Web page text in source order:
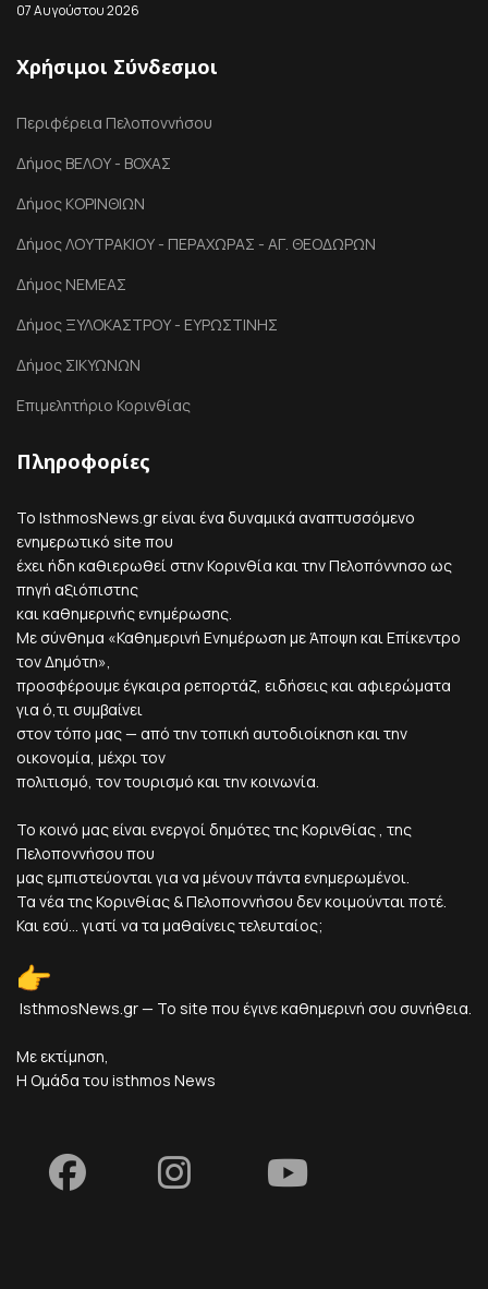
07 Αυγούστου 2026
Χρήσιμοι Σύνδεσμοι
Περιφέρεια Πελοποννήσου
Δήμος ΒΕΛΟΥ - ΒΟΧΑΣ
Δήμος ΚΟΡΙΝΘΙΩΝ
Δήμος ΛΟΥΤΡΑΚΙΟΥ - ΠΕΡΑΧΩΡΑΣ - ΑΓ. ΘΕΟΔΩΡΩΝ
Δήμος ΝΕΜΕΑΣ
Δήμος ΞΥΛΟΚΑΣΤΡΟΥ - ΕΥΡΩΣΤΙΝΗΣ
Δήμος ΣΙΚΥΩΝΩΝ
Επιμελητήριο Κορινθίας
Πληροφορίες
Το IsthmosNews.gr είναι ένα δυναμικά αναπτυσσόμενο
ενημερωτικό site που
έχει ήδη καθιερωθεί στην Κορινθία και την Πελοπόννησο ως
πηγή αξιόπιστης
και καθημερινής ενημέρωσης.
Με σύνθημα «Καθημερινή Ενημέρωση με Άποψη και Επίκεντρο
τον Δημότη»,
προσφέρουμε έγκαιρα ρεπορτάζ, ειδήσεις και αφιερώματα
για ό,τι συμβαίνει
στον τόπο μας — από την τοπική αυτοδιοίκηση και την
οικονομία, μέχρι τον
πολιτισμό, τον τουρισμό και την κοινωνία.
Το κοινό μας είναι ενεργοί δημότες της Κορινθίας , της
Πελοποννήσου που
μας εμπιστεύονται για να μένουν πάντα ενημερωμένοι.
Τα νέα της Κορινθίας & Πελοποννήσου δεν κοιμούνται ποτέ.
Και εσύ... γιατί να τα μαθαίνεις τελευταίος;
IsthmosNews.gr — Το site που έγινε καθημερινή σου συνήθεια.
Με εκτίμηση,
Η Ομάδα του isthmos News